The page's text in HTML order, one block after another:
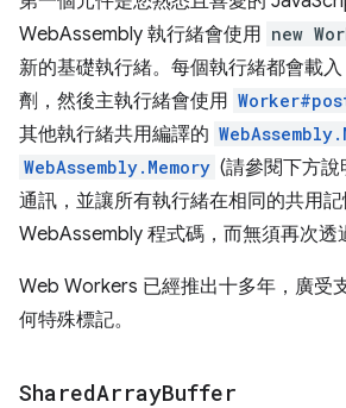
WebAssembly 執行緒會使用 new
新的基礎執行緒。每個執行緒都會載
劑，然後主執行緒會使用
其他執行緒共用編譯的
WebAssembly.Memory (請參閱下方
通訊，並讓所有執行緒在相同的共用
WebAssembly 程式碼，而無須再次透
Web Workers 已經推出十多年，廣受
何特殊標記。
SharedArrayBuffer